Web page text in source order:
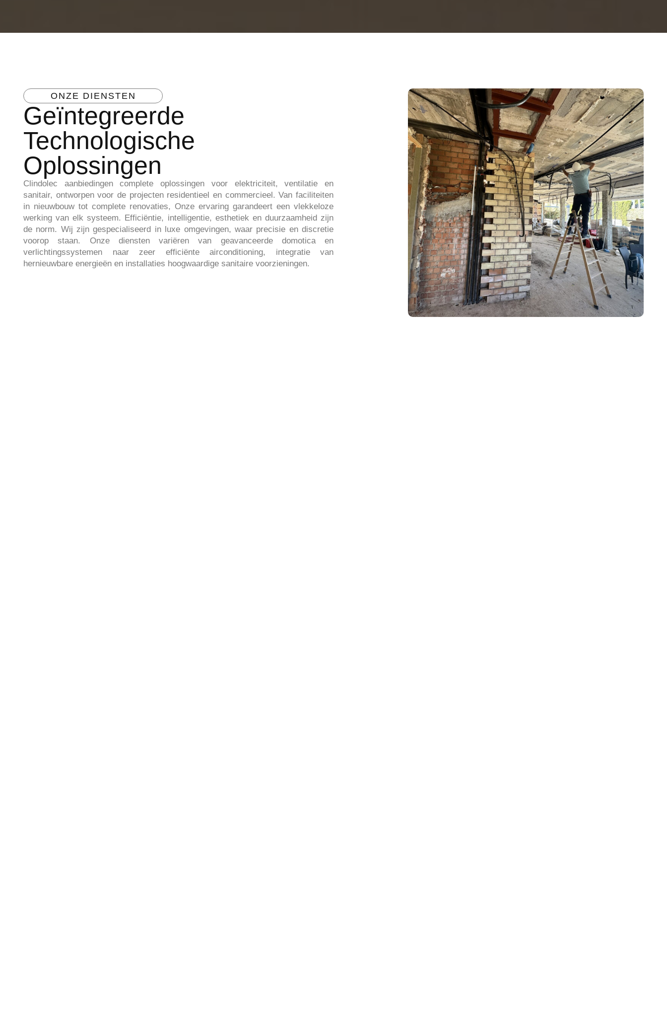
ONZE DIENSTEN
Geïntegreerde
Technologische
Oplossingen
Clindolec aanbiedingencomplete oplossingen voor elektriciteit, ventilatie en
sanitair, ontworpen voor de projecten residentieel en commercieel.Van faciliteiten
in nieuwbouw tot complete renovaties, Onze ervaring garandeert een vlekkeloze
werking van elk systeem.
Efficiëntie, intelligentie, esthetiek en duurzaamheid zijn
de norm. Wij zijn gespecialiseerd in luxe omgevingen, waar precisie en discretie
voorop staan. Onze diensten variëren van geavanceerde domotica en
verlichtingssystemen naar zeer efficiënte airconditioning, integratie van
hernieuwbare energieën en installaties hoogwaardige sanitaire voorzieningen.